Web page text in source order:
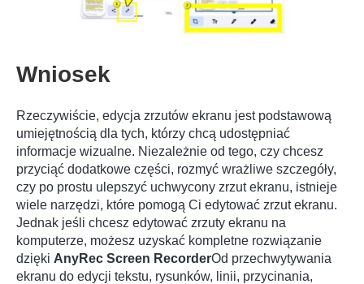
Wniosek
Rzeczywiście, edycja zrzutów ekranu jest podstawową
umiejętnością dla tych, którzy chcą udostępniać
informacje wizualne. Niezależnie od tego, czy chcesz
przyciąć dodatkowe części, rozmyć wrażliwe szczegóły,
czy po prostu ulepszyć uchwycony zrzut ekranu, istnieje
wiele narzędzi, które pomogą Ci edytować zrzut ekranu.
Jednak jeśli chcesz edytować zrzuty ekranu na
komputerze, możesz uzyskać kompletne rozwiązanie
dzięki AnyRec Screen RecorderOd przechwytywania
ekranu do edycji tekstu, rysunków, linii, przycinania,